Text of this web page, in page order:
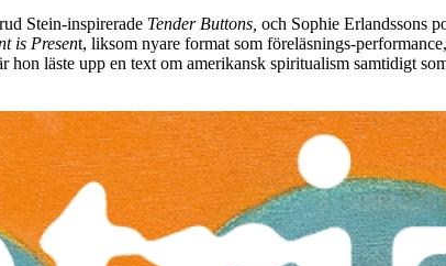
Stein-inspirerade Tender Buttons, och Sophie Erlandssons
is Present, liksom nyare format som föreläsnings-
hon läste upp en text om amerikansk spiritualism samtidigt